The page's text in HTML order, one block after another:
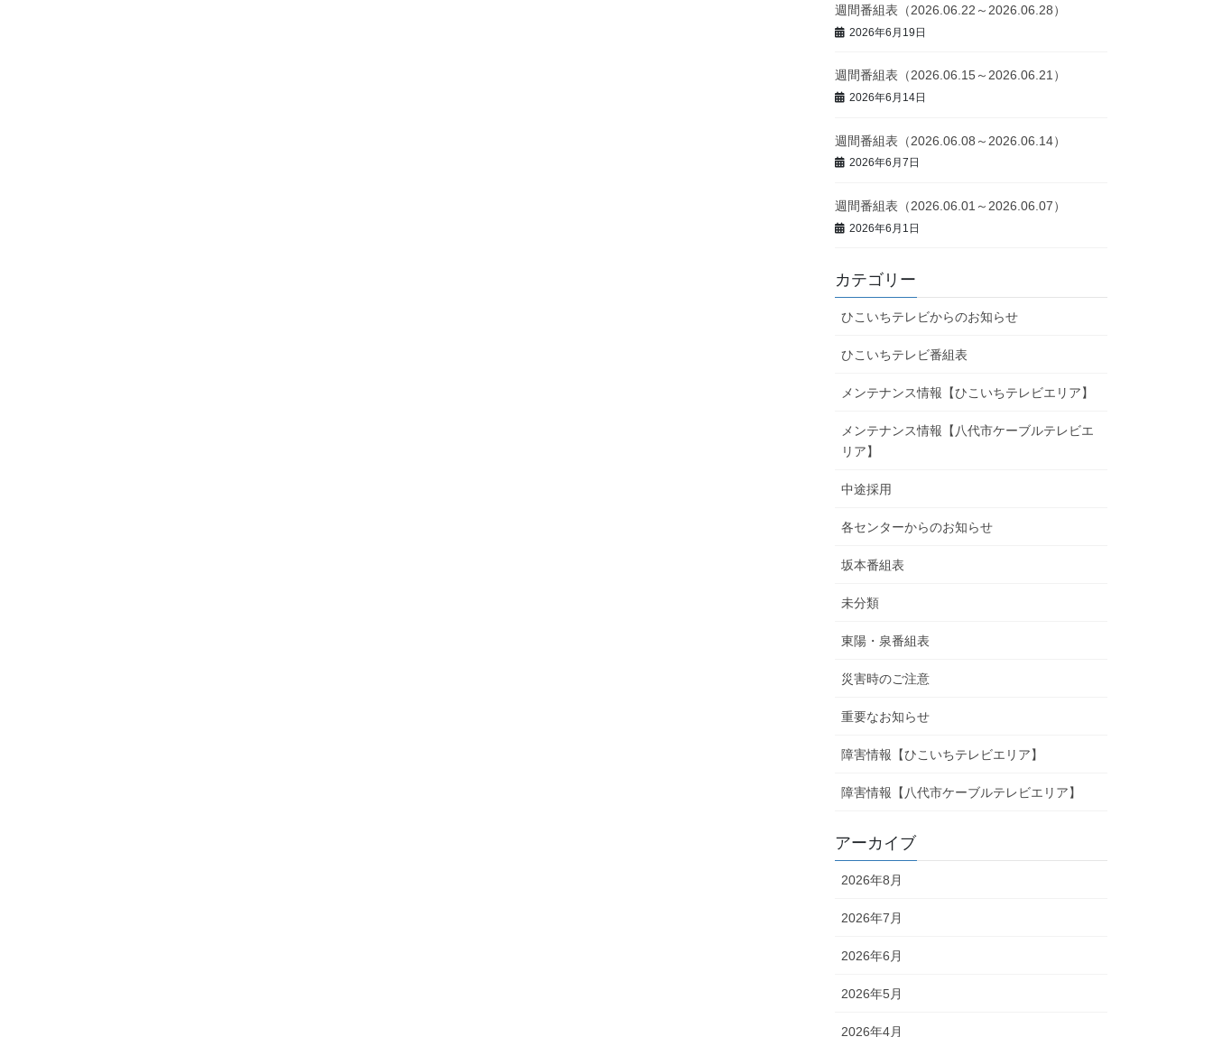
週間番組表（2026.06.22～2026.06.28）
2026年6月19日
週間番組表（2026.06.15～2026.06.21）
2026年6月14日
週間番組表（2026.06.08～2026.06.14）
2026年6月7日
週間番組表（2026.06.01～2026.06.07）
2026年6月1日
カテゴリー
ひこいちテレビからのお知らせ
ひこいちテレビ番組表
メンテナンス情報【ひこいちテレビエリア】
メンテナンス情報【八代市ケーブルテレビエ
リア】
中途採用
各センターからのお知らせ
坂本番組表
未分類
東陽・泉番組表
災害時のご注意
重要なお知らせ
障害情報【ひこいちテレビエリア】
障害情報【八代市ケーブルテレビエリア】
アーカイブ
2026年8月
2026年7月
2026年6月
2026年5月
2026年4月